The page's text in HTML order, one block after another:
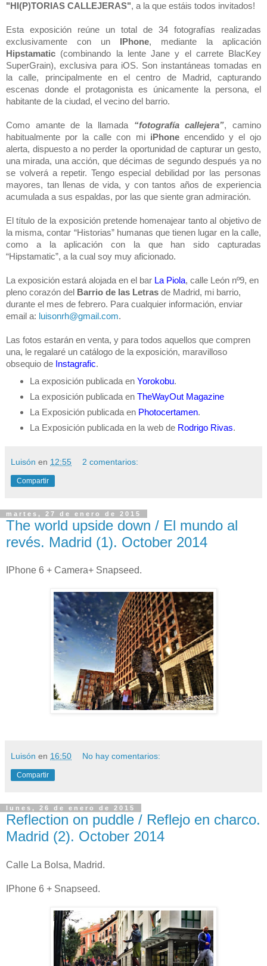
"HI(P)TORIAS CALLEJERAS", a la que estáis todos invitados!
Esta exposición reúne un total de 34 fotografías realizadas
exclusivamente con un
IPhone, mediante la aplicación
Hipstamatic (combinando la lente Jane y el carrete BlacKey
SuperGrain), exclusiva para iOS. Son instantáneas tomadas en
la calle, principalmente en el centro de Madrid, capturando
escenas donde el protagonista es únicamente la persona, el
habitante de la ciudad, el vecino del barrio.
Como amante de la llamada “fotografía callejera”, camino
habitualmente por la calle con mi iPhoneencendido y el ojo
alerta, dispuesto a no perder la oportunidad de capturar un gesto,
una mirada, una acción, que décimas de segundo después ya no
se volverá a repetir. Tengo especial debilidad por las personas
mayores, tan llenas de vida, y con tantos años de experiencia
acumulada a sus espaldas, por las que siente gran admiración.
El título de la exposición pretende homenajear tanto al objetivo de
la misma, contar “Historias” humanas que tienen lugar en la calle,
como a la aplicación con la que han sido capturadas
“Hipstamatic”, a la cual soy muy aficionado.
La exposición estará alojada en el bar La Piola, calle León nº9, en
pleno corazón del
Barrio de las Letras de Madrid, mi barrio,
durante el mes de febrero. Para cualquier información, enviar
email a: luisonrh@gmail.com.
Las fotos estarán en venta, y para todos aquellos que compren
una, le regalaré un catálogo de la exposición, maravilloso
obsequio de Instagrafic.
La exposición publicada en Yorokobu.
La exposición publicada en TheWayOut Magazine
La Exposición publicada en Photocertamen.
La Exposición publicada en la web de Rodrigo Rivas.
Luisón en 12:55 2 comentarios:
Compartir
martes, 27 de enero de 2015
The world upside down / El mundo al
revés. Madrid (1). October 2014
IPhone 6 + Camera+ Snapseed.
Luisón en 16:50 No hay comentarios:
Compartir
lunes, 26 de enero de 2015
Reflection on puddle / Reflejo en charco.
Madrid (2). October 2014
Calle La Bolsa, Madrid.
IPhone 6 + Snapseed.